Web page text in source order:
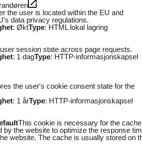
the user is located within the EU and
data privacy regulations.
: ØktType: HTML lokal lagring
session state across page requests.
: 1 dagType: HTTP-informasjonskapsel
the user's cookie consent state for the
: 1 årType: HTTP-informasjonskapsel
This cookie is necessary for the cache
by the website to optimize the response
website. The cache is usually stored on